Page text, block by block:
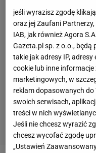
jeśli wyrazisz zgodę
oraz jej Zaufani
IAB, jak również Agora
Gazeta.pl sp. z o.o.,
takie jak adresy IP,
cookie lub inne
marketingowych, w
reklam dopasowanych
swoich serwisach,
treści w nich
Jeśli nie chcesz wyrazić
chcesz wycofać zgodę
„Ustawień